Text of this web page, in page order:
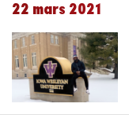
22 mars 2021